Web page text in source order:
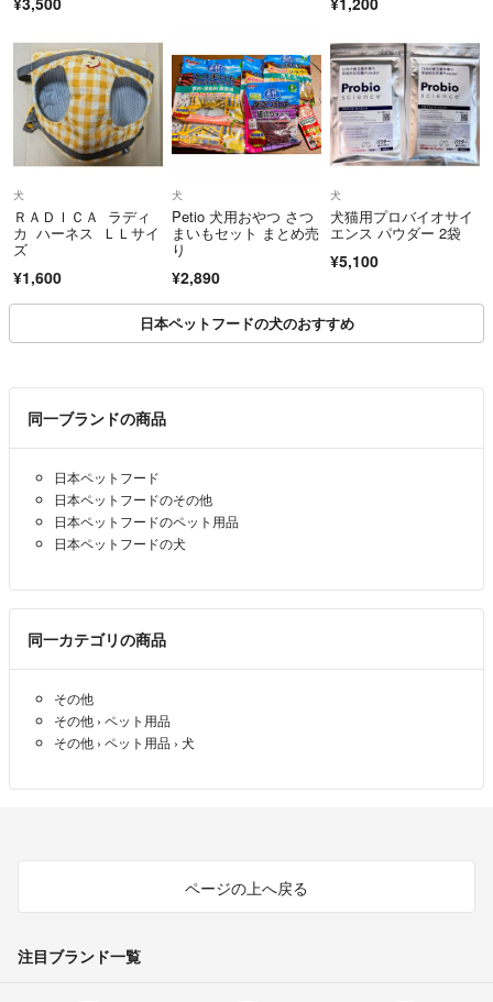
犬
ＲＡＤＩＣＡ ラディ
カ ハーネス ＬＬサイ
ズ
¥1,600
犬
Petio 犬用おやつ さつ
まいもセット まとめ売
り
¥2,890
犬
犬猫用プロバイオサイ
エンス パウダー 2袋
¥5,100
日本ペットフードの犬のおすすめ
同一ブランドの商品
日本ペットフード
日本ペットフードのその他
日本ペットフードのペット用品
日本ペットフードの犬
同一カテゴリの商品
その他
その他 › ペット用品
その他 › ペット用品 › 犬
ページの上へ戻る
注目ブランド一覧